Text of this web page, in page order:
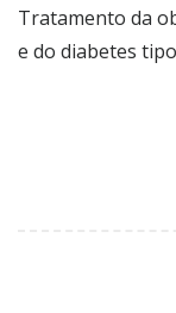
Tratamento da
e do diabetes